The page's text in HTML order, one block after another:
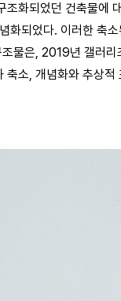
화되었던 건축물에
화되었다. 이러한 축
물은, 2019년 갤러리
소, 개념화와 추상